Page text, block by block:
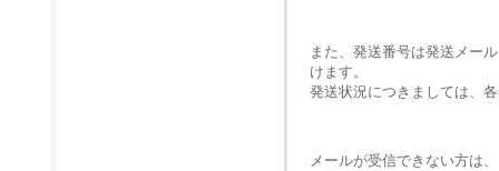
また、発送番号は発送メー
けます。
発送状況につきましては、
メールが受信できない方は、